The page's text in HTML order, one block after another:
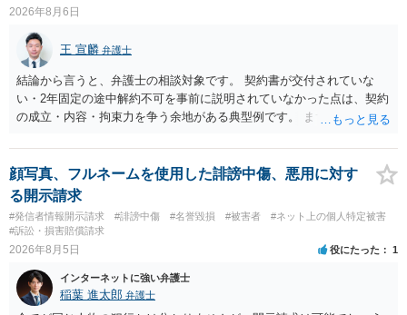
2026年8月6日
王 宣麟 弁護士
結論から言うと、弁護士の相談対象です。 契約書が交付されていな
い・2年固定の途中解約不可を事前に説明されていなかった点は、契約
の成立・内容・拘束力を争う余地がある典型例です。 まずは、運営と
みてはいかがでしょうか。 また同時並行で（もしまだされていないの
であれば）書面で退所意思の明確化はしておくべきだと考えます。
顔写真、フルネームを使用した誹謗中傷、悪用に対す
る開示請求
#発信者情報開示請求 #誹謗中傷 #名誉毀損 #被害者
#ネット上の個人特定被害
#訴訟・損害賠償請求
2026年8月5日 役にたった 1
インターネットに強い弁護士
稲葉 進太郎 弁護士